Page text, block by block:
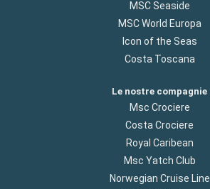
MSC Seaside
MSC World Europa
Icon of the Seas
Costa Toscana
Le nostre compagnie
Msc Crociere
Costa Crociere
Royal Caribean
Msc Yatch Club
Norwegian Cruise Line